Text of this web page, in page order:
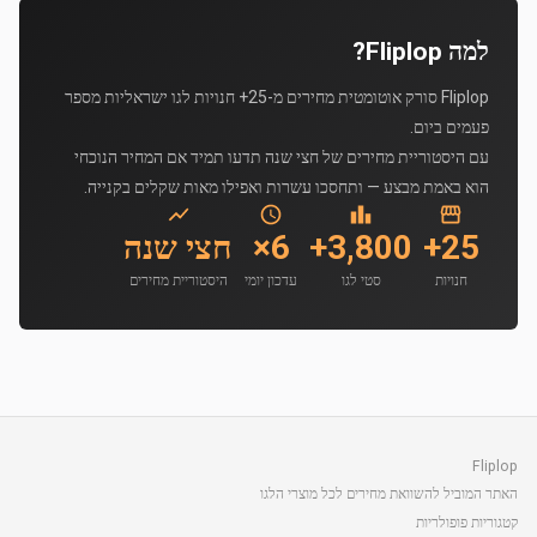
למה Fliplop?
Fliplop סורק אוטומטית מחירים מ-25+ חנויות לגו ישראליות מספר
פעמים ביום.
עם היסטוריית מחירים של חצי שנה תדעו תמיד אם המחיר הנוכחי
הוא באמת מבצע — ותחסכו עשרות ואפילו מאות שקלים בקנייה.
25+
חנויות
3,800+
סטי לגו
6×
עדכון יומי
חצי שנה
היסטוריית מחירים
Fliplop
האתר המוביל להשוואת מחירים לכל מוצרי הלגו
קטגוריות פופולריות